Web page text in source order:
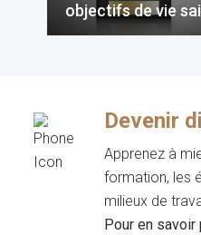
objectifs de vie
Devenir
Apprenez à
formation, les
milieux de
Pour en savoir